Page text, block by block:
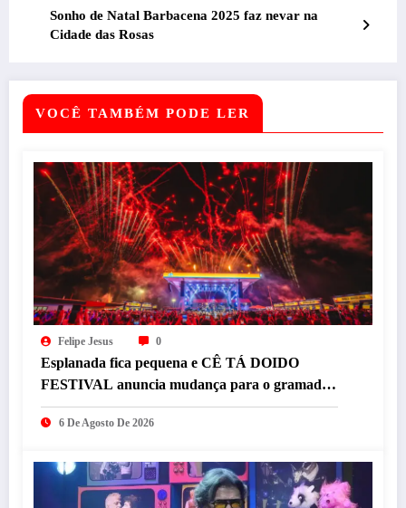
Sonho de Natal Barbacena 2025 faz nevar na
Cidade das Rosas
VOCÊ TAMBÉM PODE LER
Felipe Jesus 0
Esplanada fica pequena e CÊ TÁ DOIDO
FESTIVAL anuncia mudança para o gramado
do Mineirão
6 De Agosto De 2026